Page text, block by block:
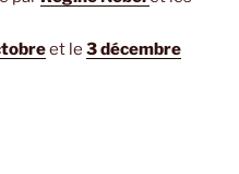
et le 3 décembre